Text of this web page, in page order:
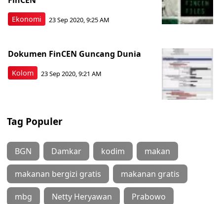
Ekonomi 23 Sep 2020, 9:25 AM
Kolom
Dokumen FinCEN Guncang Dunia
23 Sep 2020, 9:21 AM
Tag Populer
BGN Damkar kodim makan
makanan bergizi gratis makanan gratis
mbg Netty Heryawan Prabowo